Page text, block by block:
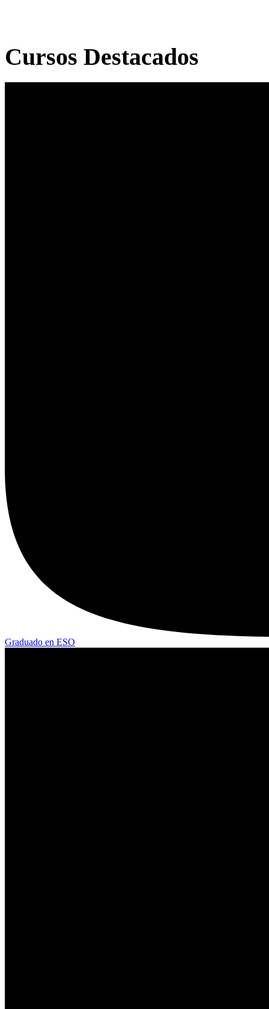
Cursos Destacados
Graduado en ESO